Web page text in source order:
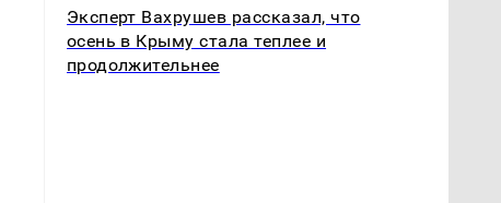
Эксперт Вахрушев рассказал, что
осень в Крыму стала теплее и
продолжительнее